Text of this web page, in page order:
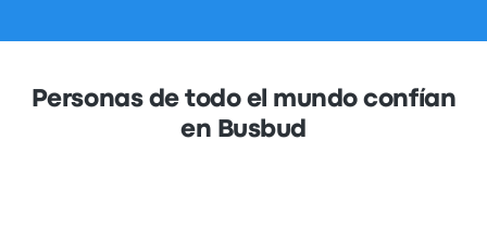
Personas de todo el mundo confían
en Busbud